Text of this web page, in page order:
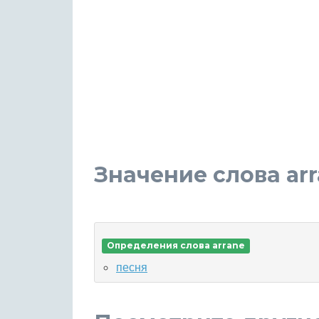
Значение слова
Определения слова arrane
песня